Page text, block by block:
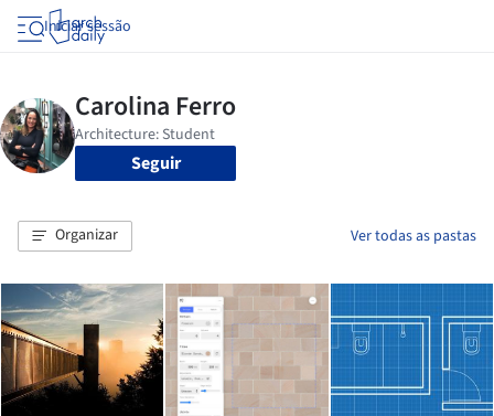
Iniciar sessão
Seguir
Organizar Ver todas as pastas